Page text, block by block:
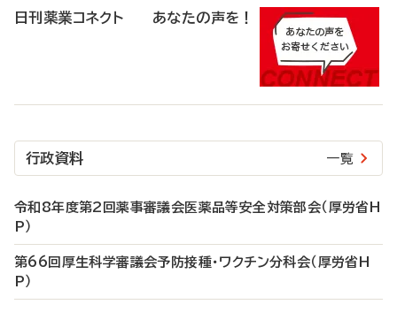
日刊薬業コネクト あなたの声を！
行政資料 一覧
令和8年度第2回薬事審議会医薬品等安全対策部会（厚労省H
P）
第66回厚生科学審議会予防接種・ワクチン分科会（厚労省H
P）